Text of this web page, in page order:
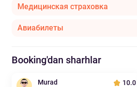
Медицинская страховка
Авиабилеты
Booking'dan sharhlar
Murad 10.0